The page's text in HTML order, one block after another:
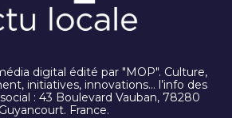
digital édité par "MOP". Culture,
initiatives, innovations… l’info des
: 43 Boulevard Vauban, 78280
Guyancourt. France.